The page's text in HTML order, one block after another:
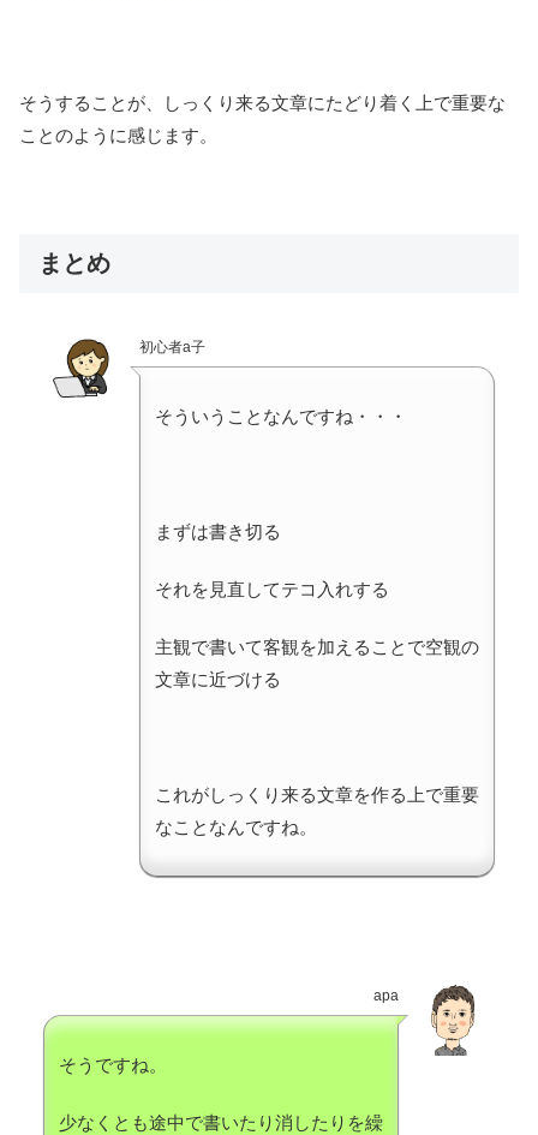
そうすることが、しっくり来る文章にたどり着く上で重要な
ことのように感じます。
まとめ
初心者a子
そういうことなんですね・・・
まずは書き切る
それを見直してテコ入れする
主観で書いて客観を加えることで空観の
文章に近づける
これがしっくり来る文章を作る上で重要
なことなんですね。
apa
そうですね。
少なくとも途中で書いたり消したりを繰